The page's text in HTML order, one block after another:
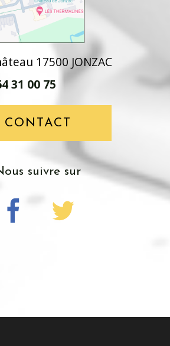
17500 JONZAC
31 00 75
CONTACT
nous suivre sur